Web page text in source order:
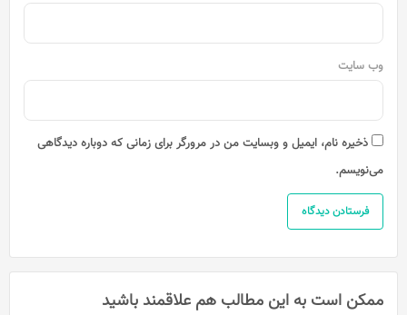
وب‌ سایت
ذخیره نام، ایمیل و وبسایت من در مرورگر برای زمانی که دوباره دیدگاهی
می‌نویسم.
ممکن است به این مطالب هم علاقمند باشید